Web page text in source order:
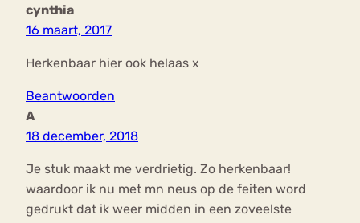
cynthia
16 maart, 2017
Herkenbaar hier ook helaas x
Beantwoorden
A
18 december, 2018
Je stuk maakt me verdrietig. Zo herkenbaar!
waardoor ik nu met mn neus op de feiten word
gedrukt dat ik weer midden in een zoveelste